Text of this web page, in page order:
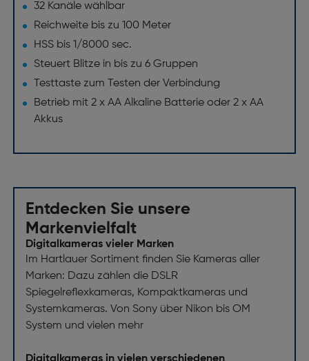
32 Kanäle wählbar
Reichweite bis zu 100 Meter
HSS bis 1/8000 sec.
Steuert Blitze in bis zu 6 Gruppen
Testtaste zum Testen der Verbindung
Betrieb mit 2 x AA Alkaline Batterie oder 2 x AA
Akkus
Entdecken Sie unsere
Markenvielfalt
Digitalkameras vieler Marken
Im Hartlauer Sortiment finden Sie Kameras aller
Marken: Dazu zählen die DSLR
Spiegelreflexkameras, Kompaktkameras und
Systemkameras. Von Sony über Nikon bis OM
System und vielen mehr